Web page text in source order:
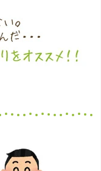
丁寧でお話がし
出来る買取です。